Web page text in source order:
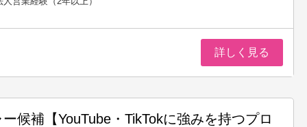
詳しく見る
候補【YouTube・TikTokに強みを持つプロ